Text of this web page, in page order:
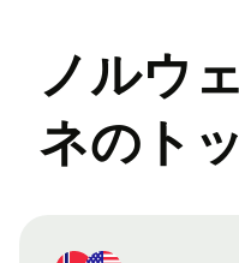
ノルウ
ネのト